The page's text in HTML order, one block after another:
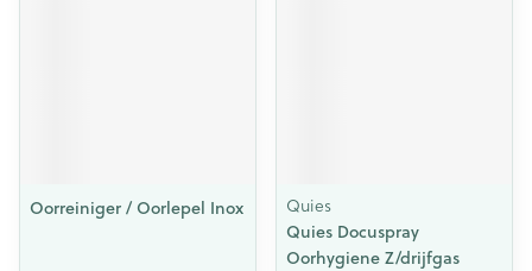
Oorreiniger / Oorlepel Inox Quies
Quies Docuspray
Oorhygiene Z/drijfgas